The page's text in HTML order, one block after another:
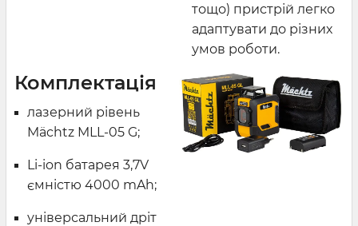
тощо) пристрій легко
адаптувати до різних
умов роботи.
Комплектація
лазерний рівень
Mächtz MLL-05 G;
Li-ion батарея 3,7V
ємністю 4000 mAh;
універсальний дріт